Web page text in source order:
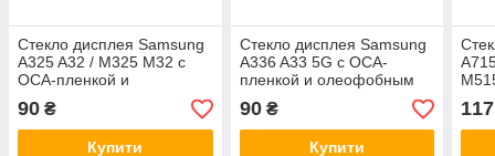
Стекло дисплея Samsung
A325 A32 / M325 M32 с
OCA-пленкой и
олеофобным покрытием,
G+OCA Pro
90 ₴
Купити
Стекло дисплея Samsung
A336 A33 5G с OCA-
пленкой и олеофобным
90₴
Купити
117